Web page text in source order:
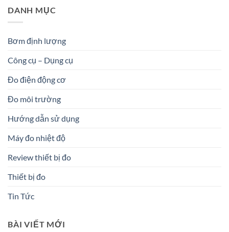
DANH MỤC
Bơm định lượng
Công cụ – Dụng cụ
Đo điện động cơ
Đo môi trường
Hướng dẫn sử dụng
Máy đo nhiệt độ
Review thiết bị đo
Thiết bị đo
Tin Tức
BÀI VIẾT MỚI